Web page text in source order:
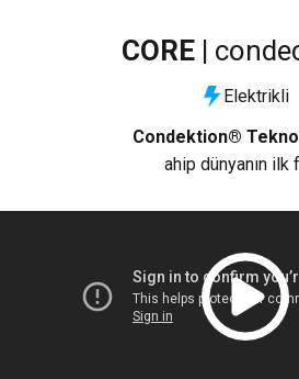
CORE |
Elektrikli
Condektion®
ahip dünyanın ilk